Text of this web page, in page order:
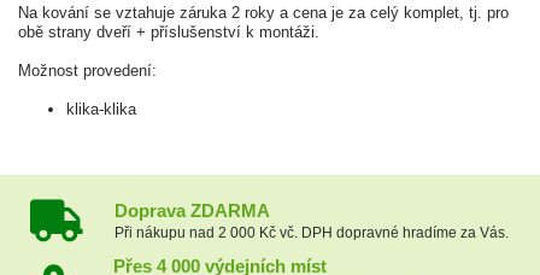
Na kování se vztahuje záruka 2 roky a cena je za celý komplet, tj. pro
obě strany dveří + příslušenství k montáži.
Možnost provedení:
klika-klika
Doprava ZDARMA
Při nákupu nad 2 000 Kč vč. DPH dopravné hradíme za Vás.
Přes 4 000 výdejních míst